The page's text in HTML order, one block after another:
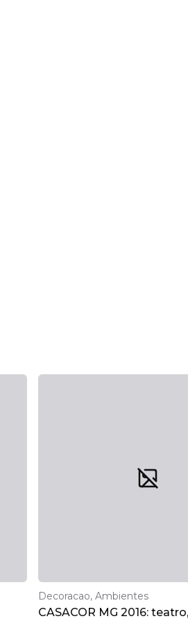
Decoracao, Ambientes
CASACOR MG 2016: